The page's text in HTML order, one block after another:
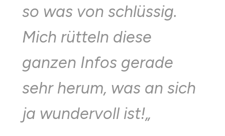
so was von schlüssig.
Mich rütteln diese
ganzen Infos gerade
sehr herum, was an sich
ja wundervoll ist!„